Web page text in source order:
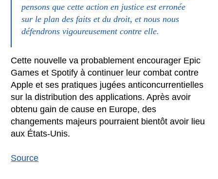
pensons que cette action en justice est erronée
sur le plan des faits et du droit, et nous nous
défendrons vigoureusement contre elle.
Cette nouvelle va probablement encourager Epic
Games et Spotify à continuer leur combat contre
Apple et ses pratiques jugées anticoncurrentielles
sur la distribution des applications. Après avoir
obtenu gain de cause en Europe, des
changements majeurs pourraient bientôt avoir lieu
aux États-Unis.
Source